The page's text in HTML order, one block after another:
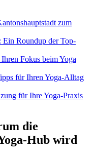
zum
Ein Roundup der Top-
Fokus beim Yoga
für Ihren Yoga-Alltag
für Ihre Yoga-Praxis
die
Hub wird